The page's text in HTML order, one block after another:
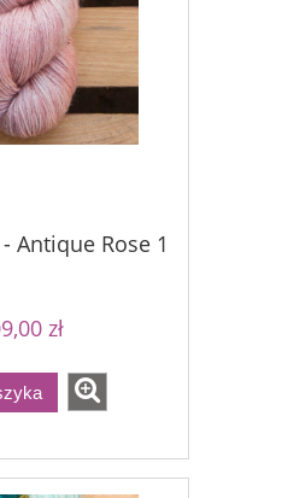
Antique Rose 1
zł